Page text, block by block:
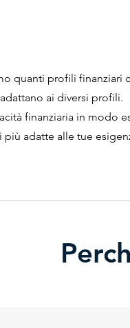
quanti profili finanziari
ai diversi profili.
finanziaria in modo
adatte alle tue